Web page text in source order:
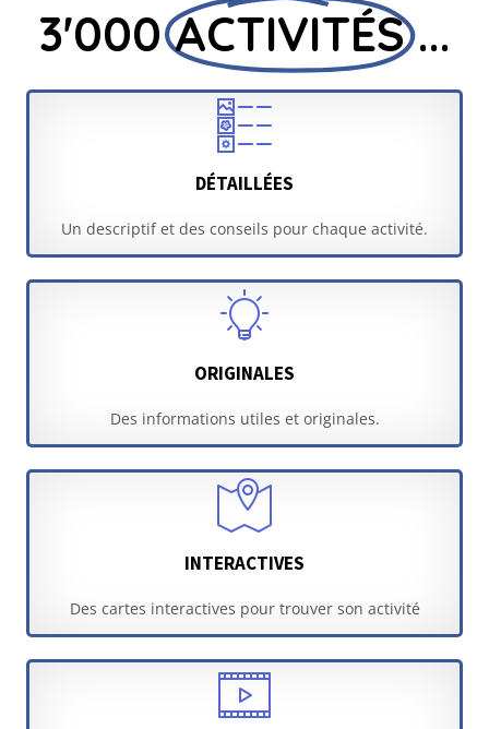
3'000 ACTIVITÉS ...
DÉTAILLÉES
Un descriptif et des conseils pour chaque activité.
ORIGINALES
Des informations utiles et originales.
INTERACTIVES
Des cartes interactives pour trouver son activité